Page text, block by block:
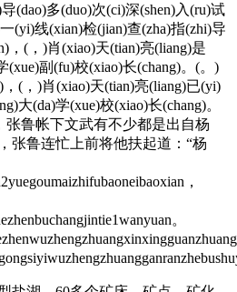
(dao)多(duo)次(ci)深(shen)入(ru)试
(yi)线(xian)检(jian)查(zha)指(zhi)导
，(，)肖(xiao)天(tian)亮(liang)是
(xue)副(fu)校(xiao)长(chang)。(。)
(，)肖(xiao)天(tian)亮(liang)已(yi)
大(da)学(xue)校(xiao)长(chang)。
鲁帐下文武有不少都是出自杨
张鲁连忙上前将他扶起道：“杨
，
。